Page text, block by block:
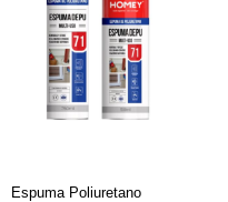
Espuma Poliuretano